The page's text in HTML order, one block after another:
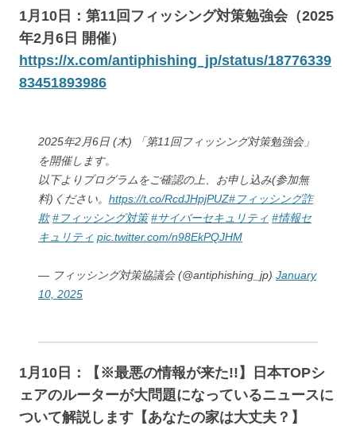
1月10日：第11回フィッシング対策勉強会（2025
年2月6日 開催）
https://x.com/antiphishing_jp/status/18776339
83451893986
2025年2月6日 (木) 「第11回フィッシング対策勉強会」
を開催します。
以下よりプログラムをご確認の上、お申し込み(参加無
料)ください。 https://t.co/RcdJHpjPUZ#フィッシング詐
欺 #フィッシング対策 #サイバーセキュリティ #情報セ
キュリティ pic.twitter.com/n98EkPQJHM
— フィッシング対策協議会 (@antiphishing_jp) January
10, 2025
1月10日：【※最悪の情報が来た!!】日本TOPシ
ェアのルーターが大問題になっているニュースに
ついて解説します【あなたの家は大丈夫？】